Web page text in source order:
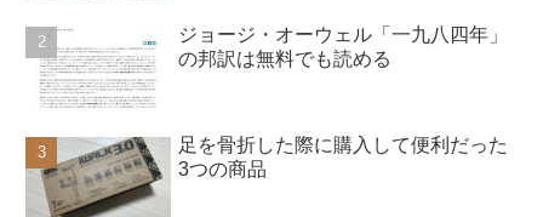
ジョージ・オーウェル「一九八四年」
の邦訳は無料でも読める
足を骨折した際に購入して便利だった
3つの商品